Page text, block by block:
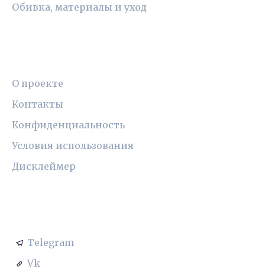
Обивка, материалы и уход
О проекте
Контакты
Конфиденциальность
Условия использования
Дисклеймер
Telegram
Vk